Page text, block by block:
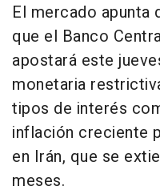
El mercado apunta
que el Banco
apostará este
monetaria
tipos de interés
inflación creciente
en Irán, que se
meses.